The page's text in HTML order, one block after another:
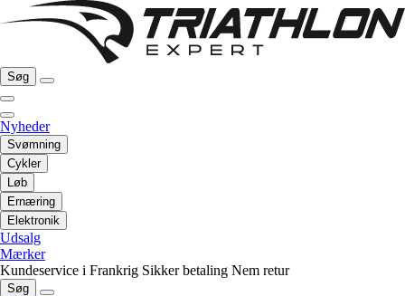
Søg
Nyheder
Svømning
Cykler
Løb
Ernæring
Elektronik
Udsalg
Mærker
Kundeservice i Frankrig Sikker betaling Nem retur
Søg